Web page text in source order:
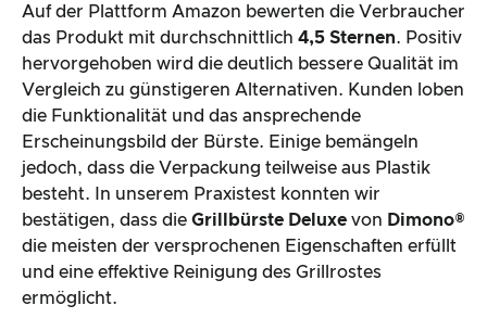
Auf der Plattform Amazon bewerten die Verbraucher
das Produkt mit durchschnittlich 4,5 Sternen. Positiv
hervorgehoben wird die deutlich bessere Qualität im
Vergleich zu günstigeren Alternativen. Kunden loben
die Funktionalität und das ansprechende
Erscheinungsbild der Bürste. Einige bemängeln
jedoch, dass die Verpackung teilweise aus Plastik
besteht. In unserem Praxistest konnten wir
bestätigen, dass die Grillbürste Deluxe von Dimono®
die meisten der versprochenen Eigenschaften erfüllt
und eine effektive Reinigung des Grillrostes
ermöglicht.